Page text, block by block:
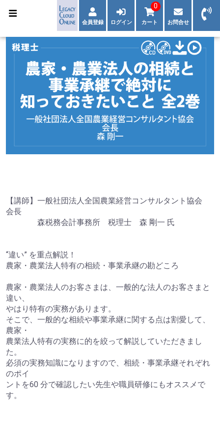
会員登録 ログイン カート
0
お問合せ
【講師】一般社団法人全国農業経営コンサルタント協会
会長
森税務会計事務所 税理士 森 剛一 氏
“違い” を重点解説！
農家・農業法人特有の相続・事業承継の勘どころ
農家・農業法人のお客さまは、一般的な法人のお客さまと
違い、
やはり特有の実務があります。
そこで、一般的な相続や事業承継に関する点は割愛して、
農家・
農業法人特有の実務に的を絞って解説していただきまし
た。
必須の実務知識になりますので、相続・事業承継それぞれ
のポイ
ントを60 分で確認したい先生や職員研修にもオススメで
す。